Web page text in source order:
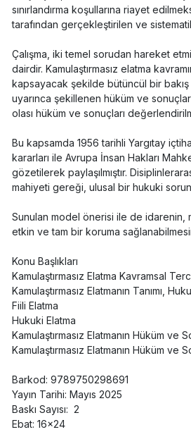
sınırlandırma koşullarına riayet
tarafından gerçekleştirilen ve
Çalışma, iki temel sorudan hareket
dairdir. Kamulaştırmasız elatma
kapsayacak şekilde bütüncül bir bakış
uyarınca şekillenen hüküm ve
olası hüküm ve sonuçları
Bu kapsamda 1956 tarihli Yargıtay
kararları ile Avrupa İnsan Hakları
gözetilerek paylaşılmıştır.
mahiyeti gereği, ulusal bir hukuki sorun
Sunulan model önerisi ile de idarenin,
etkin ve tam bir koruma
Konu Başlıkları
Kamulaştırmasız Elatma Kavramsal
Kamulaştırmasız Elatmanın Tanımı,
Fiili Elatma
Hukuki Elatma
Kamulaştırmasız Elatmanın Hüküm ve
Kamulaştırmasız Elatmanın Hüküm ve
Barkod: 9789750298691
Yayın Tarihi: Mayıs 2025
Baskı Sayısı: 2
Ebat: 16x24